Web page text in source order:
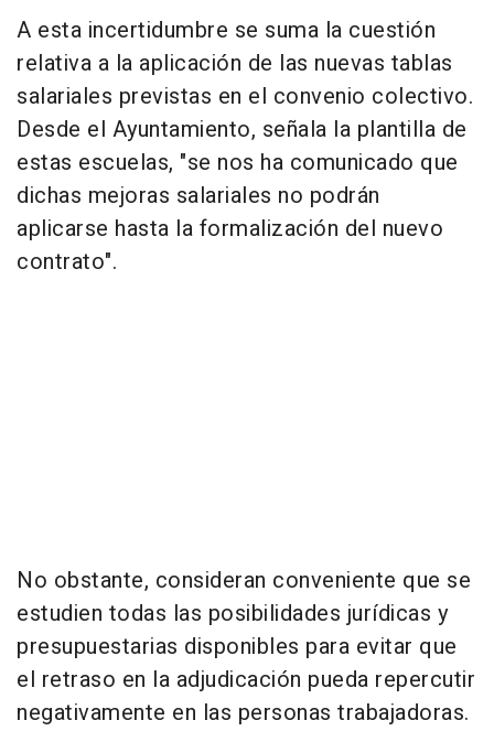
A esta incertidumbre se suma la cuestión
relativa a la aplicación de las nuevas tablas
salariales previstas en el convenio colectivo.
Desde el Ayuntamiento, señala la plantilla de
estas escuelas, "se nos ha comunicado que
dichas mejoras salariales no podrán
aplicarse hasta la formalización del nuevo
contrato".
No obstante, consideran conveniente que se
estudien todas las posibilidades jurídicas y
presupuestarias disponibles para evitar que
el retraso en la adjudicación pueda repercutir
negativamente en las personas trabajadoras.